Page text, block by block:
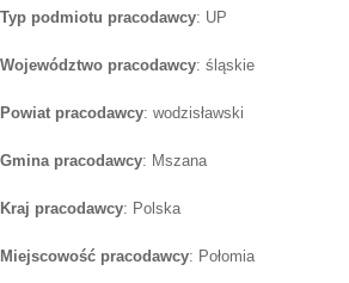
Typ podmiotu pracodawcy: UP
Województwo pracodawcy: śląskie
Powiat pracodawcy: wodzisławski
Gmina pracodawcy: Mszana
Kraj pracodawcy: Polska
Miejscowość pracodawcy: Połomia